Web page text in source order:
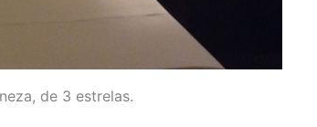
de 3 estrelas.